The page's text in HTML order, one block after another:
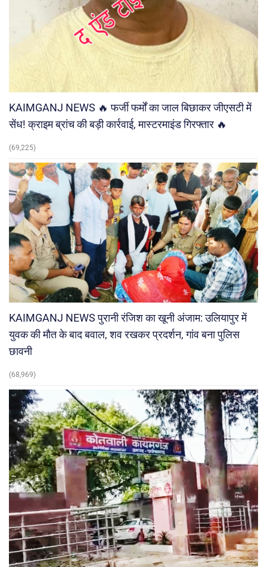
KAIMGANJ NEWS 🔥 फर्जी फर्मों का जाल बिछाकर जीएसटी में
सेंध! क्राइम ब्रांच की बड़ी कार्रवाई, मास्टरमाइंड गिरफ्तार 🔥
(69,225)
KAIMGANJ NEWS पुरानी रंजिश का खूनी अंजाम: उलियापुर में
युवक की मौत के बाद बवाल, शव रखकर प्रदर्शन, गांव बना पुलिस
छावनी
(68,969)